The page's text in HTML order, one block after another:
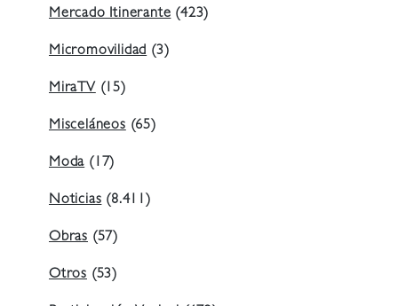
Mercado Itinerante(423)
Micromovilidad(3)
MiraTV(15)
Misceláneos(65)
Moda(17)
Noticias(8.411)
Obras (57)
Otros (53)